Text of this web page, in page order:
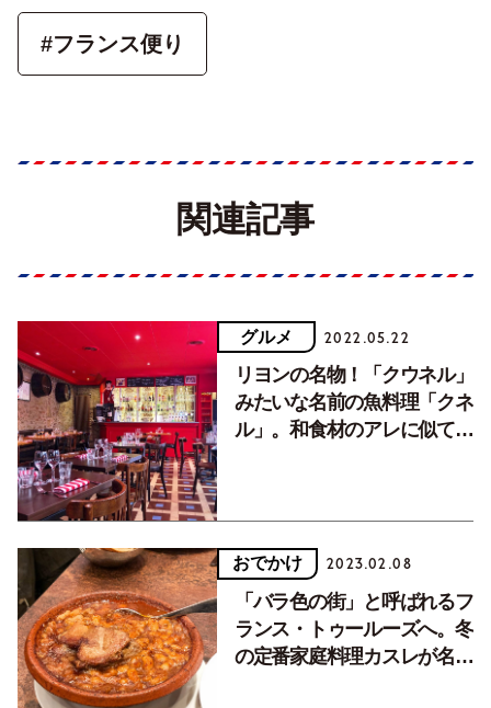
#フランス便り
関連記事
グルメ 2022.05.22
リヨンの名物！「クウネル」
みたいな名前の魚料理「クネ
ル」。和食材のアレに似てい
おでかけ 2023.02.08
「バラ色の街」と呼ばれるフ
ランス・トゥールーズへ。冬
の定番家庭料理カスレが名物